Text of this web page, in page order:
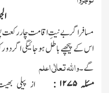
مسافر اگر بے نیتِ اقامت چار رکعت
اس کے پیچھے باطل ہوجائیگی اگر دو
گے۔واﷲ تعالٰی اعلم
مسئلہ ۱۲۷۵ :
از پیلی